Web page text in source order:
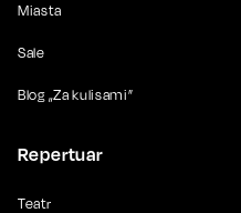
Miasta
Sale
Blog „Za kulisami”
Repertuar
Teatr